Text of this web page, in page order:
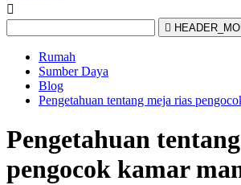


Rumah
Sumber Daya
Blog
Pengetahuan tentang meja rias
Pengetahuan
pengocok kamar